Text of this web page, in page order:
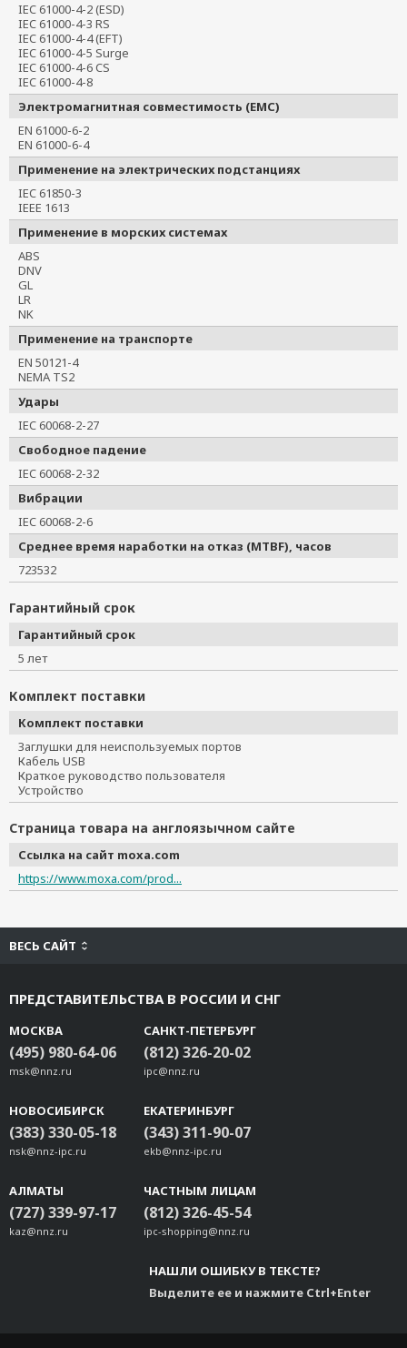
IEC 61000-4-2 (ESD)
IEC 61000-4-3 RS
IEC 61000-4-4 (EFT)
IEC 61000-4-5 Surge
IEC 61000-4-6 CS
IEC 61000-4-8
Электромагнитная совместимость (EMC)
EN 61000-6-2
EN 61000-6-4
Применение на электрических подстанциях
IEC 61850-3
IEEE 1613
Применение в морских системах
ABS
DNV
GL
LR
NK
Применение на транспорте
EN 50121-4
NEMA TS2
Удары
IEC 60068-2-27
Свободное падение
IEC 60068-2-32
Вибрации
IEC 60068-2-6
Среднее время наработки на отказ (MTBF), часов
723532
Гарантийный срок
Гарантийный срок
5 лет
Комплект поставки
Комплект поставки
Заглушки для неиспользуемых портов
Кабель USB
Краткое руководство пользователя
Устройство
Страница товара на англоязычном сайте
Ссылка на сайт moxa.com
https://www.moxa.com/prod...
ВЕСЬ САЙТ
ПРЕДСТАВИТЕЛЬСТВА В РОССИИ И СНГ
МОСКВА
(495) 980-64-06
msk@nnz.ru
САНКТ-ПЕТЕРБУРГ
(812) 326-20-02
ipc@nnz.ru
НОВОСИБИРСК
(383) 330-05-18
nsk@nnz-ipc.ru
ЕКАТЕРИНБУРГ
(343) 311-90-07
ekb@nnz-ipc.ru
АЛМАТЫ
(727) 339-97-17
kaz@nnz.ru
ЧАСТНЫМ ЛИЦАМ
(812) 326-45-54
ipc-shopping@nnz.ru
НАШЛИ ОШИБКУ В ТЕКСТЕ?
Выделите ее и нажмите Ctrl+Enter